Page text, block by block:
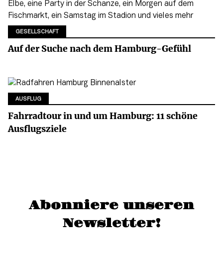
GESELLSCHAFT
Auf der Suche nach dem Hamburg-Gefühl
AUSFLUG
Fahrradtour in und um Hamburg: 11 schöne
Ausflugsziele
Abonniere unseren
Newsletter!